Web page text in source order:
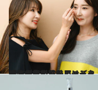
2023.11.30
「左右非対称の眉はどう調整する？」美眉メイク術と最新・眉トレンドを カネボウ化粧品アーティストが指南
ビューティ＆ヘルス